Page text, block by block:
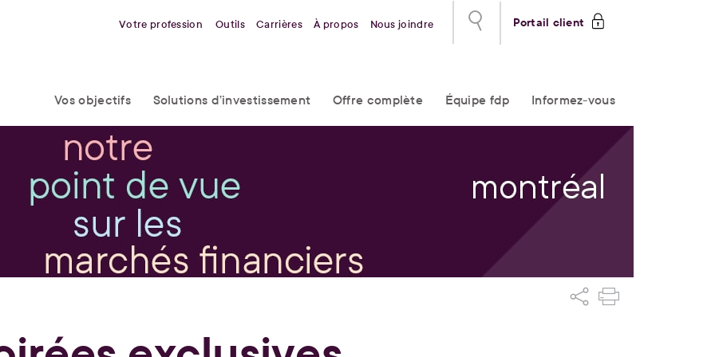
Portail client
Votre profession Outils Carrières À propos Nous joindre
Vos objectifs Solutions d’investissement Offre complète Équipe fdp Informez-vous